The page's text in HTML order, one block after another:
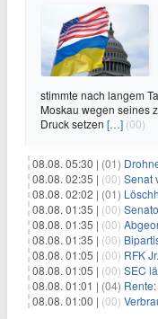
stimmte nach langem
Moskau wegen seines
Druck setzen […] (00)
08.08. 05:30 | (01)
08.08. 02:35 | (00) Senat
08.08. 02:02 | (01)
08.08. 01:35 | (00) Senator
08.08. 01:35 | (00) Abgeordneter
08.08. 01:35 | (00) Bipartisan
08.08. 01:05 | (00) RFK Jr.
08.08. 01:05 | (00) SEC lässt
08.08. 01:01 | (04) Rente:
08.08. 01:00 | (00)